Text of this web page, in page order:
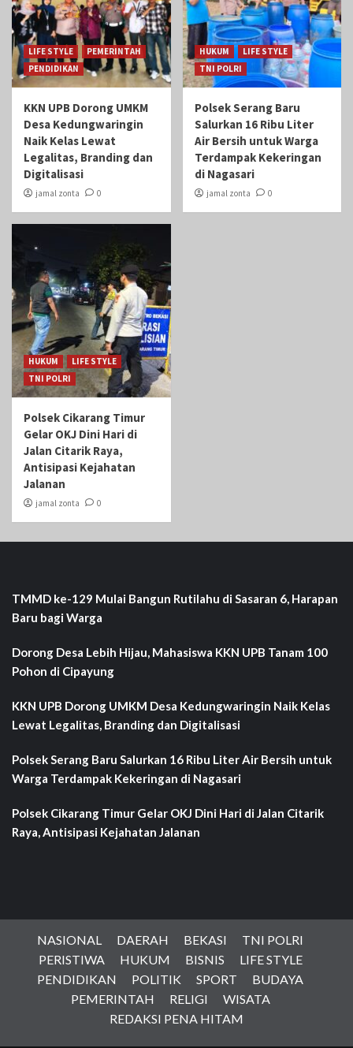
LIFE STYLE
PEMERINTAH
PENDIDIKAN
KKN UPB Dorong UMKM
Desa Kedungwaringin
Naik Kelas Lewat
Legalitas, Branding dan
Digitalisasi
jamal zonta 0
HUKUM
LIFE STYLE
TNI POLRI
Polsek Serang Baru
Salurkan 16 Ribu Liter
Air Bersih untuk Warga
Terdampak Kekeringan
di Nagasari
jamal zonta 0
HUKUM
LIFE STYLE
TNI POLRI
Polsek Cikarang Timur
Gelar OKJ Dini Hari di
Jalan Citarik Raya,
Antisipasi Kejahatan
Jalanan
jamal zonta 0
TMMD ke-129 Mulai Bangun Rutilahu di Sasaran 6, Harapan
Baru bagi Warga
Dorong Desa Lebih Hijau, Mahasiswa KKN UPB Tanam 100
Pohon di Cipayung
KKN UPB Dorong UMKM Desa Kedungwaringin Naik Kelas
Lewat Legalitas, Branding dan Digitalisasi
Polsek Serang Baru Salurkan 16 Ribu Liter Air Bersih untuk
Warga Terdampak Kekeringan di Nagasari
Polsek Cikarang Timur Gelar OKJ Dini Hari di Jalan Citarik
Raya, Antisipasi Kejahatan Jalanan
NASIONAL DAERAH BEKASI
TNI POLRI
PERISTIWA
HUKUM BISNIS
LIFE STYLE
PENDIDIKAN
POLITIK SPORT
BUDAYA
PEMERINTAH
RELIGI
WISATA
REDAKSI PENA HITAM